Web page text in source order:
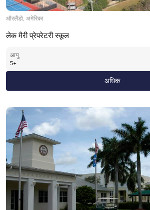
ऑरलैंडो, अमेरिका
लेक मैरी प्रेपरेटरी स्कूल
आयु
5+
अधिक